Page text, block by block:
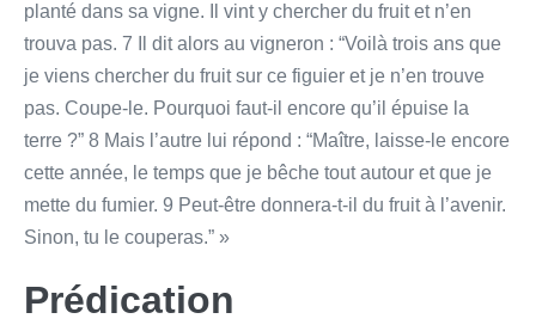
planté dans sa vigne. Il vint y chercher du fruit et n’en
trouva pas. 7 Il dit alors au vigneron : “Voilà trois ans que
je viens chercher du fruit sur ce figuier et je n’en trouve
pas. Coupe-le. Pourquoi faut-il encore qu’il épuise la
terre ?” 8 Mais l’autre lui répond : “Maître, laisse-le encore
cette année, le temps que je bêche tout autour et que je
mette du fumier. 9 Peut-être donnera-t-il du fruit à l’avenir.
Sinon, tu le couperas.” »
Prédication